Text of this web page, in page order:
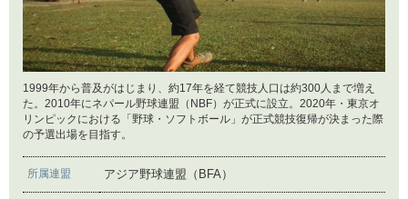
る。
2025年2月19日
2024年11月25日
カラダを動かす楽しさを伝えよう！
1999年から普及がはじまり、約17年を経て競技人口は約300人まで増え
た。2010年にネパール野球連盟（NBF）が正式に設立。2020年・東京オ
リンピックにおける「野球・ソフトボール」が正式競技復帰が決まった際
の予選出場を目指す。
所属連盟 アジア野球連盟（BFA）